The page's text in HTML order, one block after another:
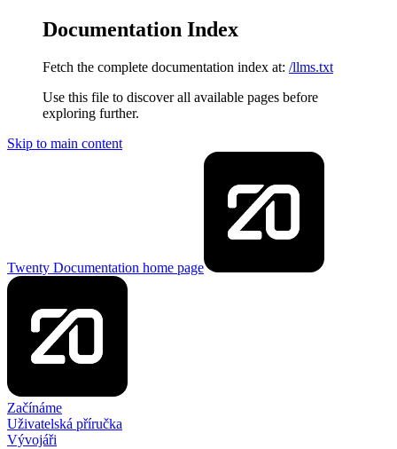
Documentation Index
Fetch the complete documentation index at: /llms.txt
Use this file to discover all available pages before
exploring further.
Skip to main content
Twenty Documentation home page
Začínáme
Uživatelská příručka
Vývojáři